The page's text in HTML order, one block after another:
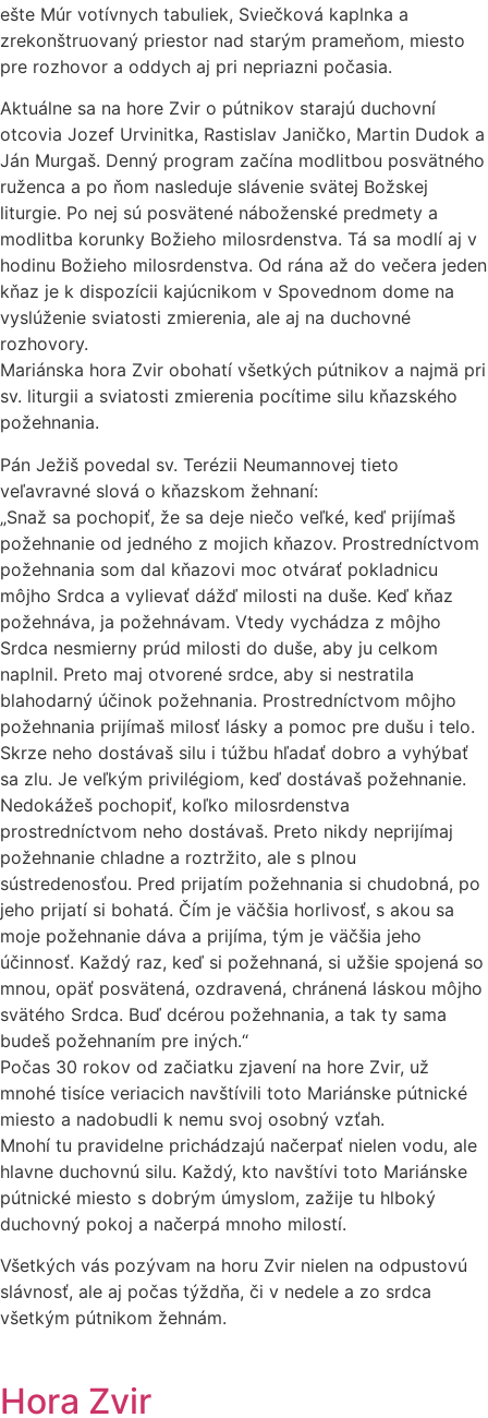
ešte Múr votívnych tabuliek, Sviečková kaplnka a
zrekonštruovaný priestor nad starým prameňom, miesto
pre rozhovor a oddych aj pri nepriazni počasia.
Aktuálne sa na hore Zvir o pútnikov starajú duchovní
otcovia Jozef Urvinitka, Rastislav Janičko, Martin Dudok a
Ján Murgaš. Denný program začína modlitbou posvätného
ruženca a po ňom nasleduje slávenie svätej Božskej
liturgie. Po nej sú posvätené náboženské predmety a
modlitba korunky Božieho milosrdenstva. Tá sa modlí aj v
hodinu Božieho milosrdenstva. Od rána až do večera jeden
kňaz je k dispozícii kajúcnikom v Spovednom dome na
vyslúženie sviatosti zmierenia, ale aj na duchovné
rozhovory.
Mariánska hora Zvir obohatí všetkých pútnikov a najmä pri
sv. liturgii a sviatosti zmierenia pocítime silu kňazského
požehnania.
Pán Ježiš povedal sv. Terézii Neumannovej tieto
veľavravné slová o kňazskom žehnaní:
„Snaž sa pochopiť, že sa deje niečo veľké, keď prijímaš
požehnanie od jedného z mojich kňazov. Prostredníctvom
požehnania som dal kňazovi moc otvárať pokladnicu
môjho Srdca a vylievať dážď milosti na duše. Keď kňaz
požehnáva, ja požehnávam. Vtedy vychádza z môjho
Srdca nesmierny prúd milosti do duše, aby ju celkom
naplnil. Preto maj otvorené srdce, aby si nestratila
blahodarný účinok požehnania. Prostredníctvom môjho
požehnania prijímaš milosť lásky a pomoc pre dušu i telo.
Skrze neho dostávaš silu i túžbu hľadať dobro a vyhýbať
sa zlu. Je veľkým privilégiom, keď dostávaš požehnanie.
Nedokážeš pochopiť, koľko milosrdenstva
prostredníctvom neho dostávaš. Preto nikdy neprijímaj
požehnanie chladne a roztržito, ale s plnou
sústredenosťou. Pred prijatím požehnania si chudobná, po
jeho prijatí si bohatá. Čím je väčšia horlivosť, s akou sa
moje požehnanie dáva a prijíma, tým je väčšia jeho
účinnosť. Každý raz, keď si požehnaná, si užšie spojená so
mnou, opäť posvätená, ozdravená, chránená láskou môjho
svätého Srdca. Buď dcérou požehnania, a tak ty sama
budeš požehnaním pre iných.“
Počas 30 rokov od začiatku zjavení na hore Zvir, už
mnohé tisíce veriacich navštívili toto Mariánske pútnické
miesto a nadobudli k nemu svoj osobný vzťah.
Mnohí tu pravidelne prichádzajú načerpať nielen vodu, ale
hlavne duchovnú silu. Každý, kto navštívi toto Mariánske
pútnické miesto s dobrým úmyslom, zažije tu hlboký
duchovný pokoj a načerpá mnoho milostí.
Všetkých vás pozývam na horu Zvir nielen na odpustovú
slávnosť, ale aj počas týždňa, či v nedele a zo srdca
všetkým pútnikom žehnám.
Hora Zvir